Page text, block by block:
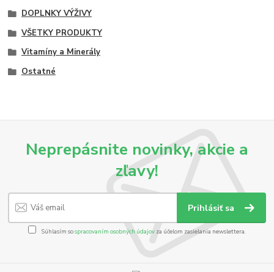
DOPLNKY VÝŽIVY
VŠETKY PRODUKTY
Vitamíny a Minerály
Ostatné
Neprepásnite novinky, akcie a
zľavy!
Prihlásiť sa
Súhlasím sospracovaním osobných údajov za účelom zasielania newslettera.